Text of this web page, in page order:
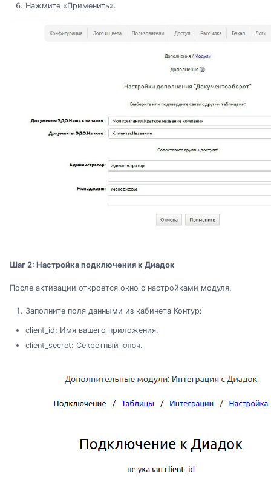
Нажмите «Применить».
Шаг 2: Настройка подключения к Диадок
После активации откроется окно с настройками модуля.
Заполните поля данными из кабинета Контур:
client_id: Имя вашего приложения.
client_secret: Секретный ключ.